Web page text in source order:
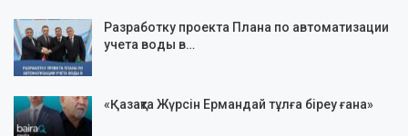
Разработку проекта Плана по автоматизации
учета воды в…
«Қазақта Жүрсін Ермандай тұлға біреу ғана»